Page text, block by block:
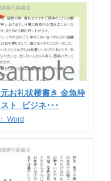
お礼状横書き 金魚枠
ト_ビジネ･･･
Word